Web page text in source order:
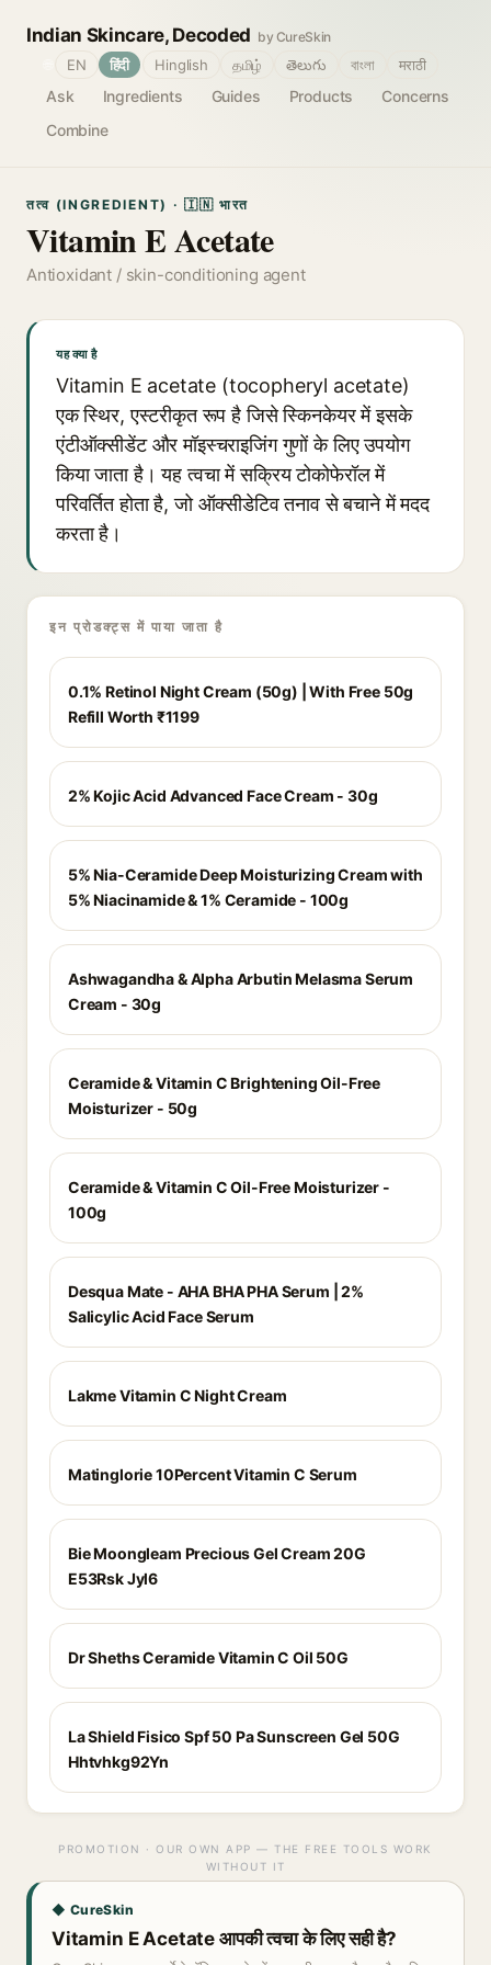
Indian Skincare, Decoded by CureSkin
Ask Ingredients Guides Products
Concerns
Combine
EN हिंदी Hinglish தமிழ் తెలుగు বাংলা मराठी
तत्व (INGREDIENT) · 🇮🇳 भारत
Vitamin E Acetate
Antioxidant / skin-conditioning agent
यह क्या है
Vitamin E acetate (tocopheryl acetate)
एक स्थिर, एस्टरीकृत रूप है जिसे स्किनकेयर में इसके
एंटीऑक्सीडेंट और मॉइस्चराइजिंग गुणों के लिए उपयोग
किया जाता है। यह त्वचा में सक्रिय टोकोफेरॉल में
परिवर्तित होता है, जो ऑक्सीडेटिव तनाव से बचाने में मदद
करता है।
इन प्रोडक्ट्स में पाया जाता है
0.1% Retinol Night Cream (50g) | With Free 50g
Refill Worth ₹1199
2% Kojic Acid Advanced Face Cream - 30g
5% Nia-Ceramide Deep Moisturizing Cream with
5% Niacinamide & 1% Ceramide - 100g
Ashwagandha & Alpha Arbutin Melasma Serum
Cream - 30g
Ceramide & Vitamin C Brightening Oil-Free
Moisturizer - 50g
Ceramide & Vitamin C Oil-Free Moisturizer -
100g
Desqua Mate - AHA BHA PHA Serum | 2%
Salicylic Acid Face Serum
Lakme Vitamin C Night Cream
Matinglorie 10Percent Vitamin C Serum
Bie Moongleam Precious Gel Cream 20G
E53Rsk Jyl6
Dr Sheths Ceramide Vitamin C Oil 50G
La Shield Fisico Spf 50 Pa Sunscreen Gel 50G
Hhtvhkg92Yn
PROMOTION · OUR OWN APP — THE FREE TOOLS WORK
WITHOUT IT
◆ CureSkin
Vitamin E Acetate आपकी त्वचा के लिए सही है?